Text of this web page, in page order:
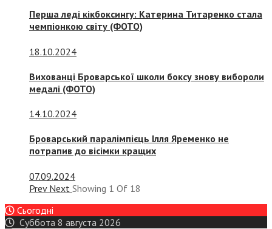
Перша леді кікбоксингу: Катерина Титаренко стала
чемпіонкою світу (ФОТО)
18.10.2024
Вихованці Броварської школи боксу знову вибороли
медалі (ФОТО)
14.10.2024
Броварський паралімпієць Ілля Яременко не
потрапив до вісімки кращих
07.09.2024
Prev Next Showing 1 Of 18
Сьогодні
Суббота 8 августа 2026